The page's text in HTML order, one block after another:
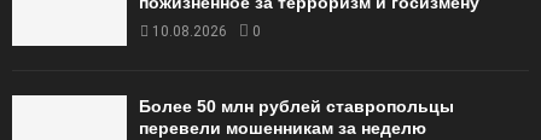
10.08.2026 0
Более 50 млн рублей ставропольцы
перевели мошенникам за неделю